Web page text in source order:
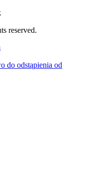
reserved.
do odstąpienia od